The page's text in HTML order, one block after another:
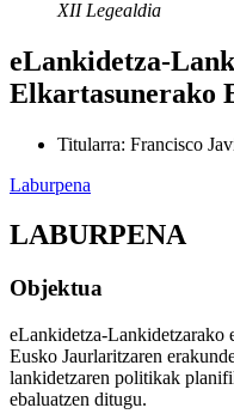
XII Legealdia
eLankidetza-
Elkartasunerako
Titularra: Francisco
Laburpena
LABURPENA
Objektua
eLankidetza-Lankidetzarako
Eusko Jaurlaritzaren
lankidetzaren politikak
ebaluatzen ditugu.